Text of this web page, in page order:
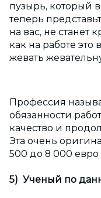
пузырь, который
теперь
на вас, не станет
как на работе
жевать
Профессия
обязанности
качество и
Эта очень
500 до 8 000 евро
5) Ученый по